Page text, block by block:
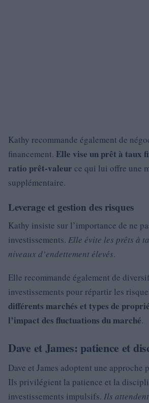
Kathy recommande également de
financement. Elle vise un prêt à taux
ratio prêt-valeur ce qui lui offre une
supplémentaire.
Leverage et gestion des risques
Kathy insiste sur l’importance de ne
investissements. Elle évite les prêts à
niveaux d’endettement élevés.
Elle recommande également de
investissements pour répartir les
différents marchés et types de
l’impact des fluctuations du marché.
Dave et James: patience et
Dave et James adoptent une approche
Ils privilégient la patience et la
investissements impulsifs. Ils